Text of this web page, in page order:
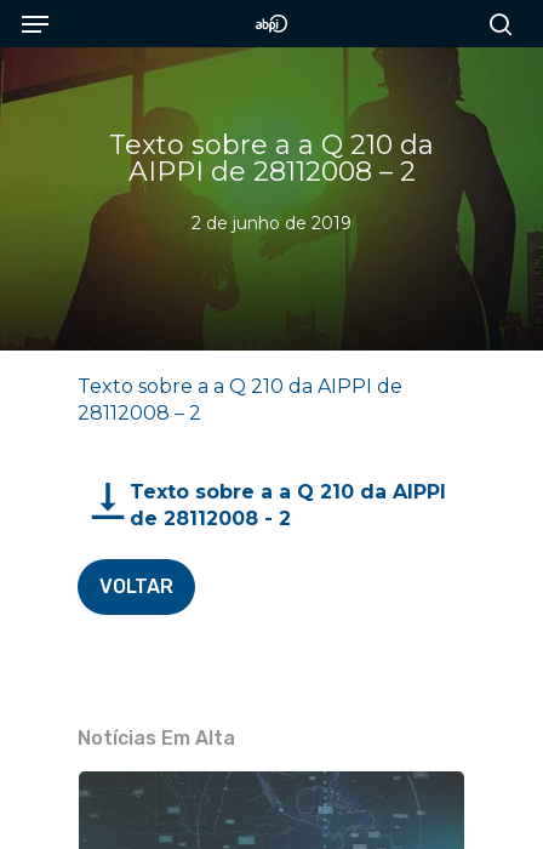
Skip
main
content
Menu
Texto sobre a a Q 210 da
AIPPI de 28112008 – 2
2 de junho de 2019
Texto sobre a a Q 210 da AIPPI de
28112008 – 2
Texto sobre a a Q 210 da AIPPI
de 28112008 - 2
VOLTAR
Notícias Em Alta